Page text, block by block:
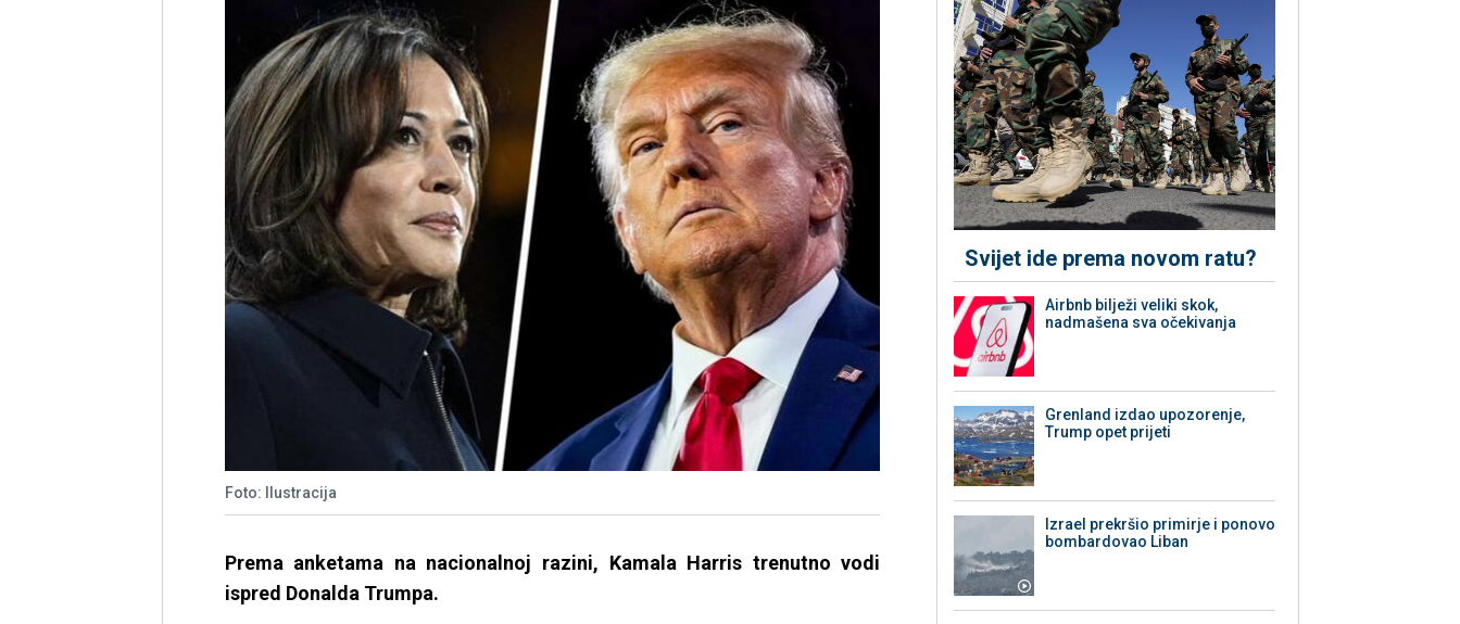
Foto: Ilustracija
Prema anketama na nacionalnoj razini, Kamala Harris trenutno vodi
ispred Donalda Trumpa.
Svijet ide prema novom ratu?
Airbnb bilježi veliki skok,
nadmašena sva očekivanja
Grenland izdao upozorenje,
Trump opet prijeti
Izrael prekršio primirje i ponovo
bombardovao Liban